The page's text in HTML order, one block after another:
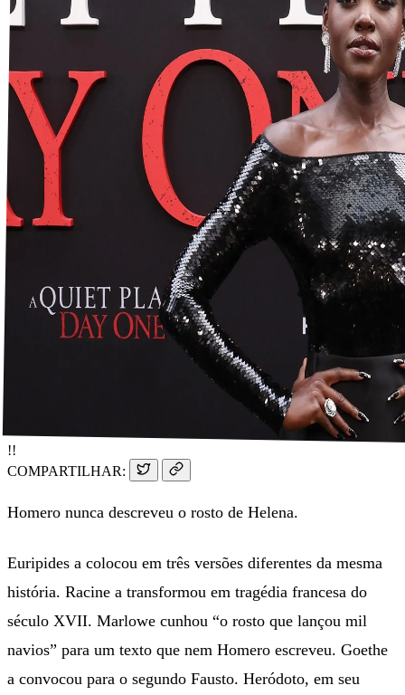
!!
COMPARTILHAR:
Homero nunca descreveu o rosto de Helena.
Euripides a colocou em três versões diferentes da mesma
história. Racine a transformou em tragédia francesa do
século XVII. Marlowe cunhou “o rosto que lançou mil
navios” para um texto que nem Homero escreveu. Goethe
a convocou para o segundo Fausto. Heródoto, em seu